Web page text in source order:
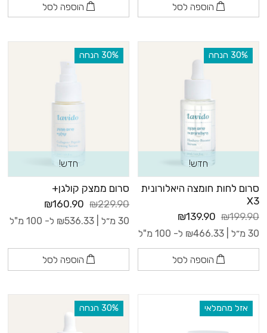
הוספה לסל הוספה לסל
‫30% הנחה
חדש!
סרום לחות חומצה היאלורונית
X3
₪199.90
₪139.90
30 מ״ל | ₪466.33 ל- 100 מ"ל
הוספה לסל
‫30% הנחה
חדש!
סרום ממצק קולגן+
₪229.90
₪160.90
30 מ״ל | ₪536.33 ל- 100 מ"ל
הוספה לסל
אזל מהמלאי ‫30% הנחה